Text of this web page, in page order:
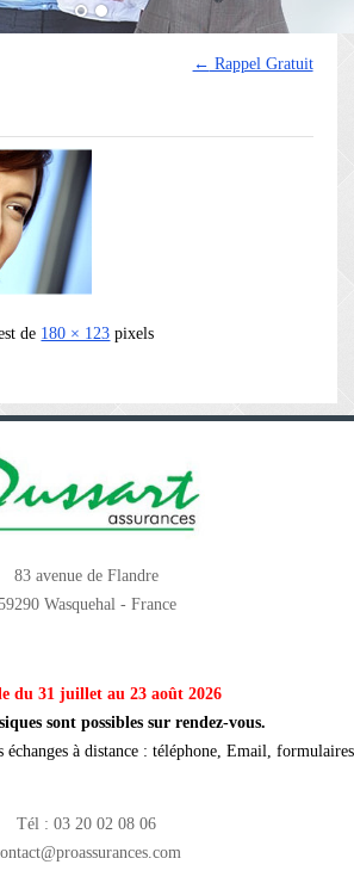
← Rappel Gratuit
de 180 × 123 pixels
83 avenue de Flandre
Wasquehal - France
du 31 juillet au 23 août 2026
sont possibles sur rendez-vous.
échanges à distance : téléphone, Email,
Tél : 03 20 02 08 06